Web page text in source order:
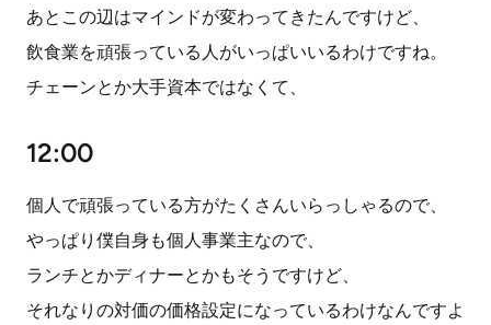
あとこの辺はマインドが変わってきたんですけど、
飲食業を頑張っている人がいっぱいいるわけですね。
チェーンとか大手資本ではなくて、
12:00
個人で頑張っている方がたくさんいらっしゃるので、
やっぱり僕自身も個人事業主なので、
ランチとかディナーとかもそうですけど、
それなりの対価の価格設定になっているわけなんですよ